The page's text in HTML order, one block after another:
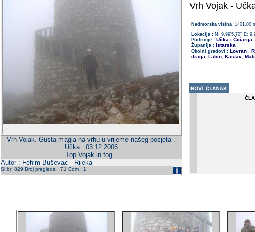
Vrh Vojak. Gusta magla na vrhu u vrijeme našeg posjeta .
Učka . 03.12.2006
Top Vojak in fog .
Autor : Fehim Buševac - Rijeka
Sl.br: 829 Broj pregleda : 71 Com : 1
Vrh Vojak -
Nadmorska visina :1401.00
Lokacija :N: 9.99'5.70'' E:
Područje :Učka i Ćićarija
Županija : Istarska
Okolni gradovi : Lovran ,
draga, Labin, Kastav,